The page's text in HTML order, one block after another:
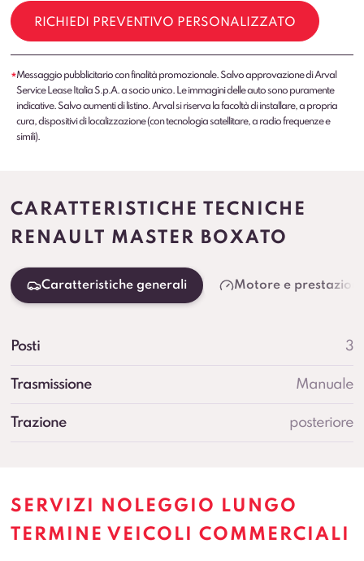
RICHIEDI PREVENTIVO PERSONALIZZATO
*Messaggio pubblicitario con finalità promozionale. Salvo approvazione di Arval
Service Lease Italia S.p.A. a socio unico. Le immagini delle auto sono puramente
indicative. Salvo aumenti di listino. Arval si riserva la facoltà di installare, a propria
cura, dispositivi di localizzazione (con tecnologia satellitare, a radio frequenze e
simili).
CARATTERISTICHE TECNICHE
RENAULT MASTER BOXATO
Caratteristiche generali Motore e prestazioni
Posti 3
Trasmissione Manuale
Trazione posteriore
SERVIZI NOLEGGIO LUNGO
TERMINE VEICOLI COMMERCIALI